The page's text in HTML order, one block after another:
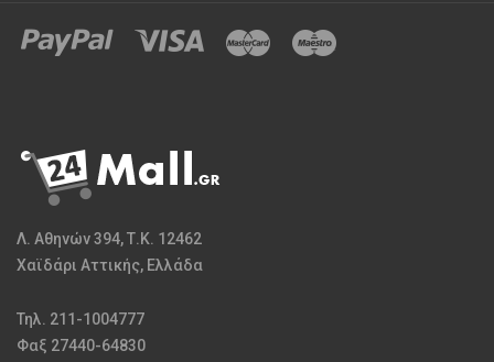
Λ. Αθηνών 394, Τ.Κ. 12462
Χαϊδάρι Αττικής, Ελλάδα
Τηλ. 211-1004777
Φαξ 27440-64830